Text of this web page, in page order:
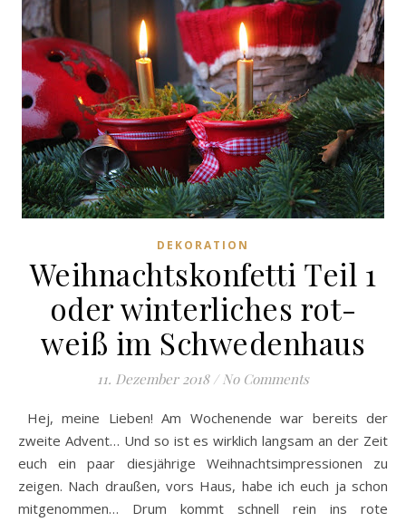
DEKORATION
Weihnachtskonfetti Teil 1
oder winterliches rot-
weiß im Schwedenhaus
11. Dezember 2018 / No Comments
Hej, meine Lieben! Am Wochenende war bereits der
zweite Advent… Und so ist es wirklich langsam an der Zeit
euch ein paar diesjährige Weihnachtsimpressionen zu
zeigen. Nach draußen, vors Haus, habe ich euch ja schon
mitgenommen… Drum kommt schnell rein ins rote